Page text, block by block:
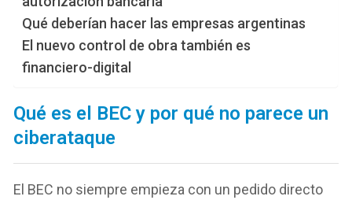
Qué deberían hacer las empresas argentinas
El nuevo control de obra también es
financiero-digital
Qué es el BEC y por qué no parece un
ciberataque
El BEC no siempre empieza con un pedido directo